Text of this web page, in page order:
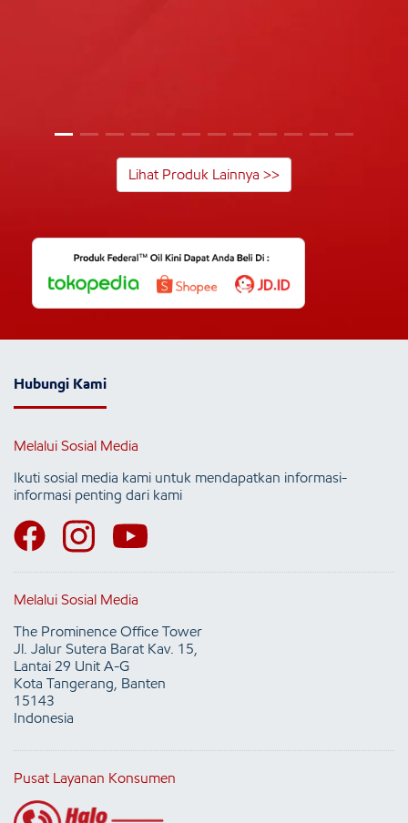
Lihat Produk Lainnya >>
Hubungi Kami
Melalui Sosial Media
Ikuti sosial media kami untuk mendapatkan informasi-
informasi penting dari kami
Melalui Sosial Media
The Prominence Office Tower
Jl. Jalur Sutera Barat Kav. 15,
Lantai 29 Unit A-G
Kota Tangerang, Banten
15143
Indonesia
Pusat Layanan Konsumen